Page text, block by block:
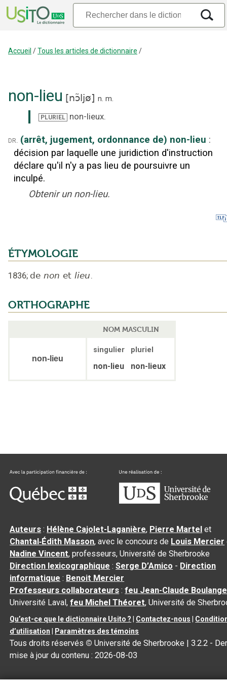
Accueil /Tous les articles de dictionnaire /
non-lieu [nɔ̃ljø] n. m.
PLURIEL non-lieux.
dr. (arrêt, jugement, ordonnance de) non-lieu :
décision par laquelle une juridiction d'instruction
déclare qu'il n'y a pas lieu de poursuivre un
inculpé.
Obtenir un non-lieu.
ÉTYMOLOGIE
1836; de non et lieu.
ORTHOGRAPHE
NOM MASCULIN
non-lieu
singulier pluriel
non-lieu non-lieux
Auteurs : Hélène Cajolet-Laganière, Pierre Martel et
Chantal‑Édith Masson, avec le concours de Louis Mercier
Nadine Vincent, professeurs, Université de Sherbrooke
Direction lexicographique :Serge D’Amico - Direction
informatique : Benoit Mercier
Professeurs collaborateurs :feu Jean-Claude
Université Laval,feu Michel Théoret, Université de
Qu’est-ce que le dictionnaire Usito ? Contactez-nous
d’utilisation
Paramètres des témoins
Tous droits réservés © Université de Sherbrooke |3.2.2 -
mise à jour du contenu :2026-08-03